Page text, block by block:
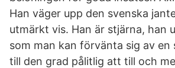
Han väger upp den svenska
utmärkt vis. Han är stjärna, han
som man kan förvänta sig av en
till den grad pålitlig att till och